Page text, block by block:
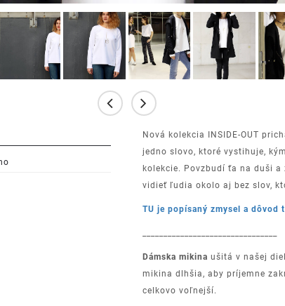
Nová kolekcia INSIDE-OUT
jedno slovo, ktoré vystihuje,
kolekcie. Povzbudí ťa na duši
vidieť ľudia okolo aj bez slov,
TU je popísaný zmysel a dôvod
Dámska mikina ušitá v našej
mikina dlhšia, aby príjemne
celkovo voľnejší.